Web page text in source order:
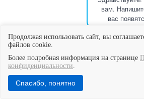
вам.
вас
А если очень
промышленной
экспертизу
Думаете, с
Продолжая использовать сайт, вы
файлов cookie.
Более подробная информация на странице
конфиденциальности.
Спасибо, понятно